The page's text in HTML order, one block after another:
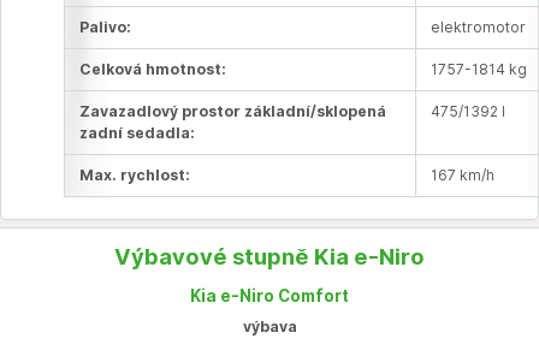
Palivo: elektromotor
Celková hmotnost: 1757-1814 kg
Zavazadlový prostor základní/sklopená
zadní sedadla:
475/1392 l
Max. rychlost: 167 km/h
Výbavové stupně Kia e-Niro
Kia e-Niro Comfort
výbava